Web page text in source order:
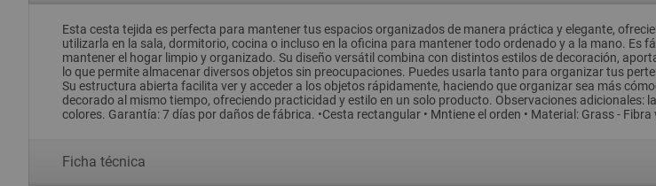
Esta cesta tejida es perfecta para mantener tus espacios organizados de manera práctica y elegante,
utilizarla en la sala, dormitorio, cocina o incluso en la oficina para mantener todo ordenado y a la mano.
mantener el hogar limpio y organizado. Su diseño versátil combina con distintos estilos de decoración,
lo que permite almacenar diversos objetos sin preocupaciones. Puedes usarla tanto para organizar tus
Su estructura abierta facilita ver y acceder a los objetos rápidamente, haciendo que organizar sea más
decorado al mismo tiempo, ofreciendo practicidad y estilo en un solo producto. Observaciones
colores. Garantía: 7 días por daños de fábrica. •Cesta rectangular • Mntiene el orden • Material: Grass - Fibra
Ficha técnica